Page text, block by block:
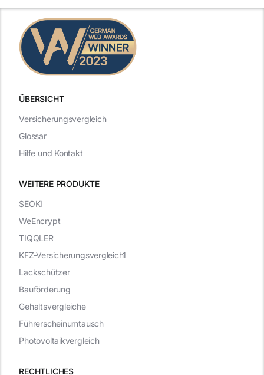
ÜBERSICHT
WEITERE PRODUKTE
RECHTLICHES
Versicherungsvergleich
Glossar
Hilfe und Kontakt
SEOKI
WeEncrypt
TIQQLER
KFZ-Versicherungsvergleich1
Lackschützer
Bauförderung
Gehaltsvergleiche
Führerscheinumtausch
Photovoltaikvergleich